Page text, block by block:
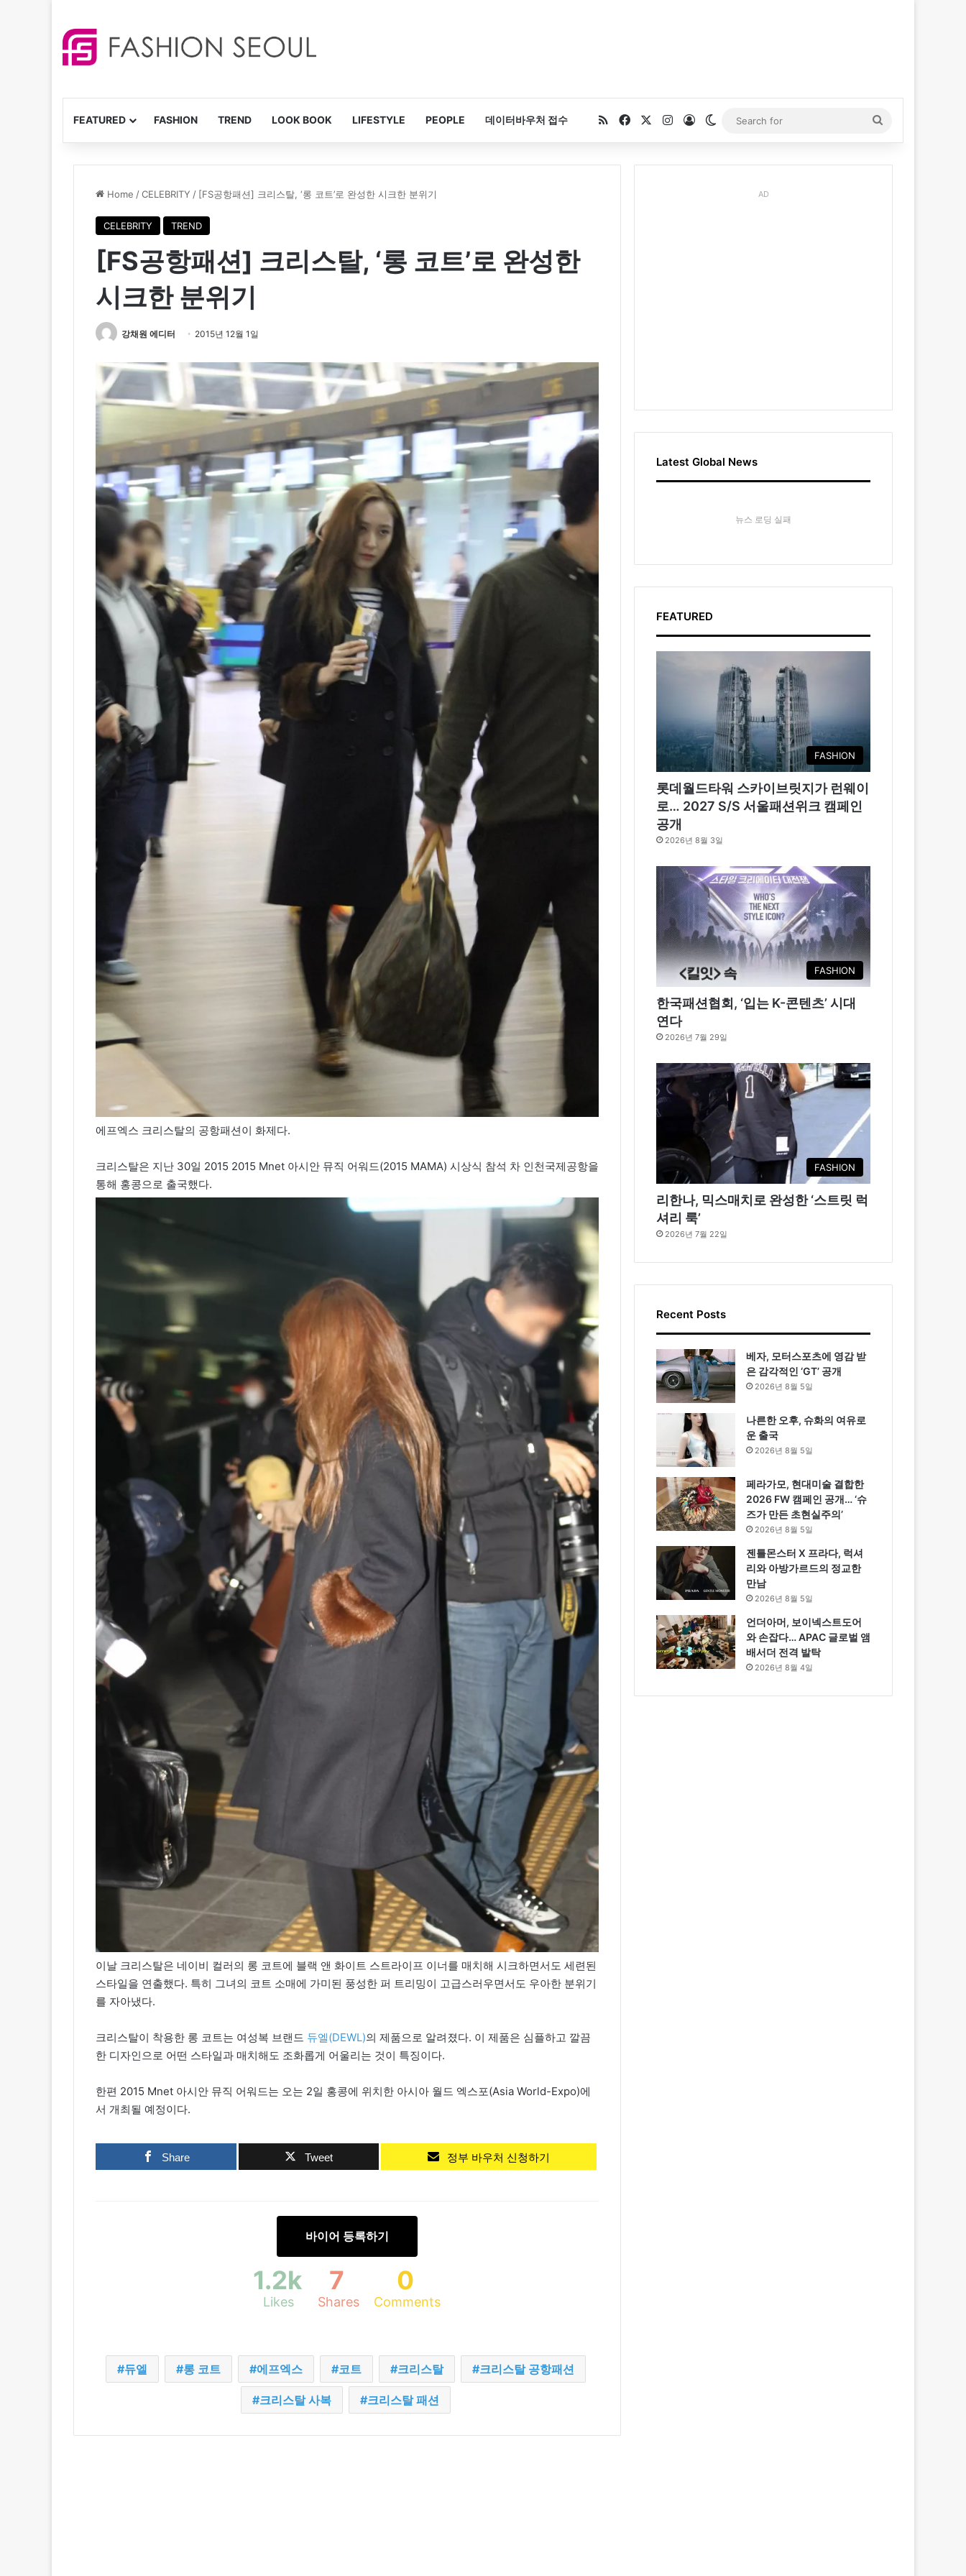
FEATURED FASHION TREND LOOK BOOK LIFESTYLE PEOPLE 데이터바우처 접수 RSS FacebookInstagram
Log InSwitch skin
for
Home /CELEBRITY / [FS공항패션] 크리스탈, ‘롱 코트’로 완성한 시크한 분위기
CELEBRITY TREND
[FS공항패션] 크리스탈, ‘롱 코트’로 완성한
시크한 분위기
강채원 에디터 2015년 12월 1일
에프엑스 크리스탈의 공항패션이 화제다.
크리스탈은 지난 30일 2015 2015 Mnet 아시안 뮤직 어워드(2015 MAMA) 시상식 참석 차 인천국제공항을
통해 홍콩으로 출국했다.
이날 크리스탈은 네이비 컬러의 롱 코트에 블랙 앤 화이트 스트라이프 이너를 매치해 시크하면서도 세련된
스타일을 연출했다. 특히 그녀의 코트 소매에 가미된 풍성한 퍼 트리밍이 고급스러우면서도 우아한 분위기
를 자아냈다.
크리스탈이 착용한 롱 코트는 여성복 브랜드 듀엘(DEWL)의 제품으로 알려졌다. 이 제품은 심플하고 깔끔
한 디자인으로 어떤 스타일과 매치해도 조화롭게 어울리는 것이 특징이다.
한편 2015 Mnet 아시안 뮤직 어워드는 오는 2일 홍콩에 위치한 아시아 월드 엑스포(Asia World-Expo)에
서 개최될 예정이다.
Share Tweet 정부 바우처 신청하기
바이어 등록하기
1.2k
Likes
7
Shares
0
Comments
듀엘 롱 코트 에프엑스 코트 크리스탈 크리스탈 공항패션
크리스탈 사복 크리스탈 패션
AD
Latest Global News
뉴스 로딩 실패
FEATURED
FASHION
롯데월드타워 스카이브릿지가 런웨이
로… 2027 S/S 서울패션위크 캠페인
공개
2026년 8월 3일
FASHION
한국패션협회, ‘입는 K-콘텐츠’ 시대
연다
2026년 7월 29일
FASHION
리한나, 믹스매치로 완성한 ‘스트릿 럭
셔리 룩’
2026년 7월 22일
Recent Posts
베자, 모터스포츠에 영감 받
은 감각적인 ‘GT’ 공개
2026년 8월 5일
나른한 오후, 슈화의 여유로
운 출국
2026년 8월 5일
페라가모, 현대미술 결합한
2026 FW 캠페인 공개… ‘슈
즈가 만든 초현실주의’
2026년 8월 5일
젠틀몬스터 X 프라다, 럭셔
리와 아방가르드의 정교한
만남
2026년 8월 5일
언더아머, 보이넥스트도어
와 손잡다… APAC 글로벌 앰
배서더 전격 발탁
2026년 8월 4일